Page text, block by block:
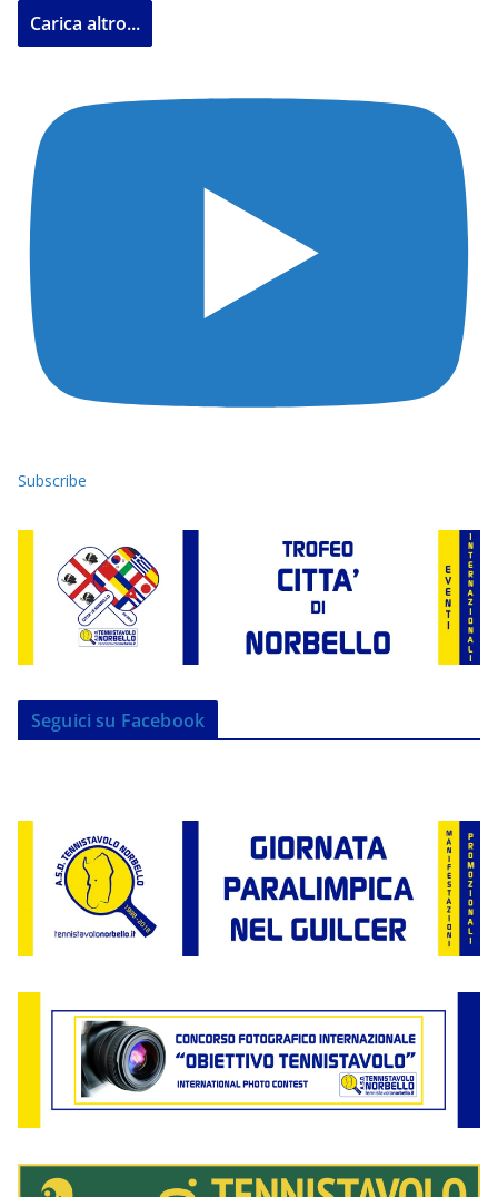
Carica altro...
Subscribe
Seguici su Facebook